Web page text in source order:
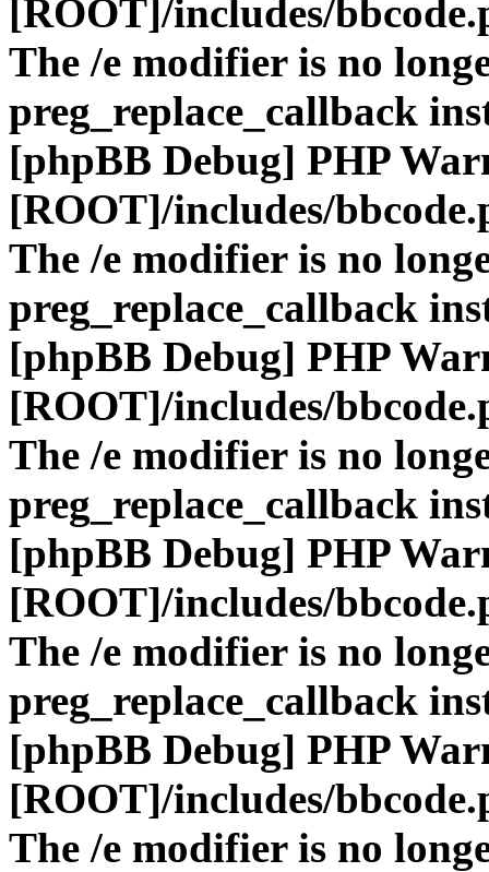
[ROOT]/includes/
The /e modifier is no
preg_replace_callback
[phpBB Debug] PHP
[ROOT]/includes/
The /e modifier is no
preg_replace_callback
[phpBB Debug] PHP
[ROOT]/includes/
The /e modifier is no
preg_replace_callback
[phpBB Debug] PHP
[ROOT]/includes/
The /e modifier is no
preg_replace_callback
[phpBB Debug] PHP
[ROOT]/includes/
The /e modifier is no